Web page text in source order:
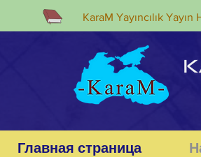
KaraM Yayıncılık
Главная страница